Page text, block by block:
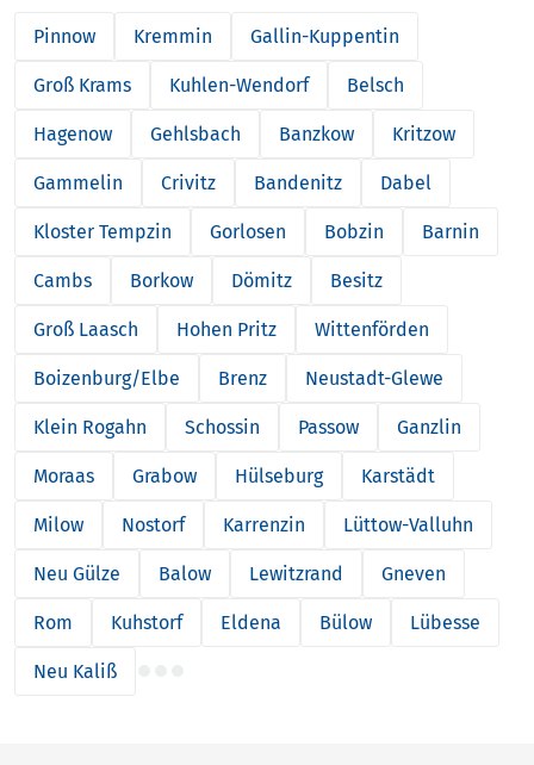
Pinnow Kremmin Gallin-Kuppentin
Groß Krams Kuhlen-Wendorf Belsch
Hagenow Gehlsbach Banzkow Kritzow
Gammelin Crivitz Bandenitz Dabel
Kloster Tempzin Gorlosen Bobzin Barnin
Cambs Borkow Dömitz Besitz
Groß Laasch Hohen Pritz Wittenförden
Boizenburg/Elbe Brenz Neustadt-Glewe
Klein Rogahn Schossin Passow Ganzlin
Moraas Grabow Hülseburg Karstädt
Milow Nostorf Karrenzin Lüttow-Valluhn
Neu Gülze Balow Lewitzrand Gneven
Rom Kuhstorf Eldena Bülow Lübesse
Neu Kaliß